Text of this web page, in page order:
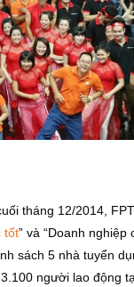
tháng 12/2014,
tốt” và “Doanh
sách 5 nhà tuyển
người lao động